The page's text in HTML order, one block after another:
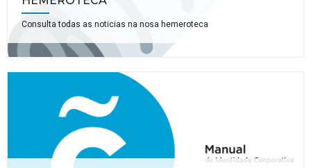
Consulta todas as noticias na nosa hemeroteca